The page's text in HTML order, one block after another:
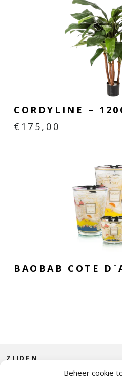
Beheer cookie
edelmetalen en
glasgrondstoffen en
Mobach keramiek dankt haar
exclusieve glazuren die naar
samengesteld. Door de hoge
keramiek zowel binnen als
CORDYLINE –
€ 175,00
BAOBAB COTE
ZIJDEN